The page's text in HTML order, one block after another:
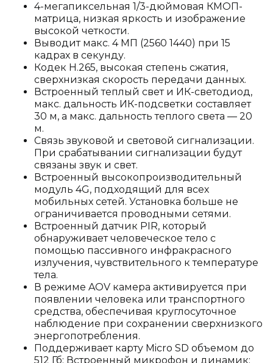
4-мегапиксельная 1/3-дюймовая КМОП-
матрица, низкая яркость и изображение
высокой четкости.
Выводит макс. 4 МП (2560 1440) при 15
кадрах в секунду.
Кодек H.265, высокая степень сжатия,
сверхнизкая скорость передачи данных.
Встроенный теплый свет и ИК-светодиод,
макс. дальность ИК-подсветки составляет
30 м, а макс. дальность теплого света — 20
м.
Связь звуковой и световой сигнализации.
При срабатывании сигнализации будут
связаны звук и свет.
Встроенный высокопроизводительный
модуль 4G, подходящий для всех
мобильных сетей. Установка больше не
ограничивается проводными сетями.
Встроенный датчик PIR, который
обнаруживает человеческое тело с
помощью пассивного инфракрасного
излучения, чувствительного к температуре
тела.
В режиме AOV камера активируется при
появлении человека или транспортного
средства, обеспечивая круглосуточное
наблюдение при сохранении сверхнизкого
энергопотребления.
Поддерживает карту Micro SD объемом до
512 Гб; Встроенный микрофон и динамик;